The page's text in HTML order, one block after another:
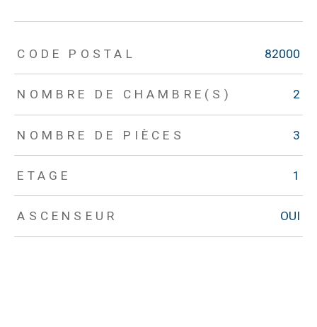
TRAD_ZEPHYR_Caracteristique TRAD_ZEPHYR_Valeurs
CODE POSTAL 82000
NOMBRE DE CHAMBRE(S) 2
NOMBRE DE PIÈCES 3
ETAGE 1
ASCENSEUR OUI